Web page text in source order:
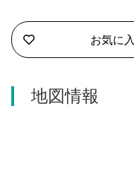
伊東市
伊豆の国市
松崎町
お気に
地図情報